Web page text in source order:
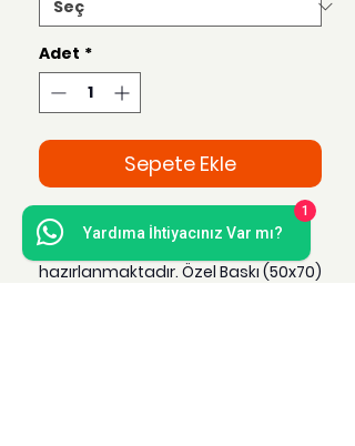
Adet *
Sepete Ekle
Bu ürün 35x50, 21x30, 15x21 ve Özel
Baskı (50x70) ebatlarında
hazırlanmaktadır. Özel Baskı (50x70)
Yardıma İhtiyacınız Var mı?
1